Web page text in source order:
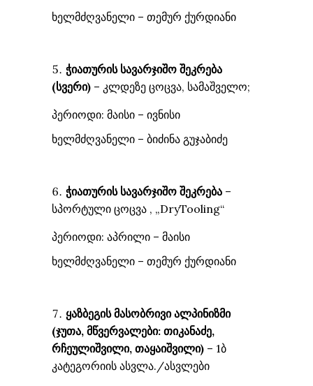
ხელმძღვანელი – თემურ ქურდიანი
ჭიათურის სავარჯიშო შეკრება
(სვერი) – კლდეზე ცოცვა, სამაშველო;
პერიოდი: მაისი – ივნისი
ხელმძღვანელი – ბიძინა გუჯაბიძე
ჭიათურის სავარჯიშო შეკრება –
სპორტული ცოცვა , „DryTooling“
პერიოდი: აპრილი – მაისი
ხელმძღვანელი – თემურ ქურდიანი
ყაზბეგის მასობრივი ალპინიზმი
(ჯუთა, მწვერვალები: თიკანაძე,
რჩეულიშვილი, თაყაიშვილი) – 1ბ
კატეგორიის ასვლა./ასვლები